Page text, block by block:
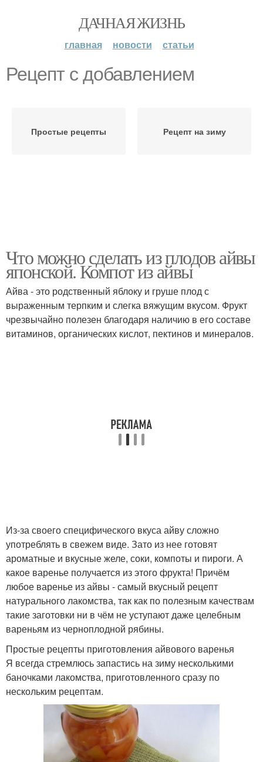
ДАЧНАЯ ЖИЗНЬ
главная новости статьи
Рецепт с добавлением
Простые рецепты Рецепт на зиму
Что можно сделать из плодов айвы
японской. Компот из айвы
Айва - это родственный яблоку и груше плод с
выраженным терпким и слегка вяжущим вкусом. Фрукт
чрезвычайно полезен благодаря наличию в его составе
витаминов, органических кислот, пектинов и минералов.
Из-за своего специфического вкуса айву сложно
употреблять в свежем виде. Зато из нее готовят
ароматные и вкусные желе, соки, компоты и пироги. А
какое варенье получается из этого фрукта! Причём
любое варенье из айвы - самый вкусный рецепт
натурального лакомства, так как по полезным качествам
такие заготовки ни в чём не уступают даже целебным
вареньям из черноплодной рябины.
Простые рецепты приготовления айвового варенья
Я всегда стремлюсь запастись на зиму несколькими
баночками лакомства, приготовленного сразу по
нескольким рецептам.